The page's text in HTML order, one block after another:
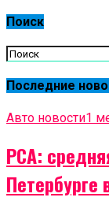
Поиск
Последние
Авто новости1
РСА:
Петербурге